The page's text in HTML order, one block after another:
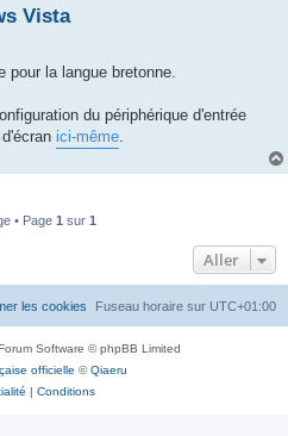
Vista
pour la langue bretonne.
du périphérique d'entrée
ici-même.
• Page 1 sur 1
Aller
Fuseau horaire sur UTC+01:00
les cookies
Software © phpBB Limited
officielle ©Qiaeru
| Conditions